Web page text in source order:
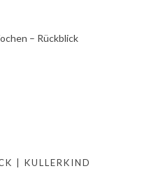
– Rückblick
| KULLERKIND